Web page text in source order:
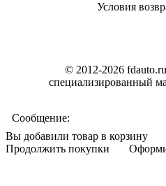
Условия
© 2012-2026
специализированный
Сообщение:
Вы добавили товар в корзину
Продолжить покупки